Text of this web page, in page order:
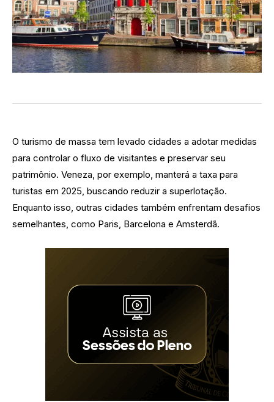
O turismo de massa tem levado cidades a adotar medidas
para controlar o fluxo de visitantes e preservar seu
patrimônio. Veneza, por exemplo, manterá a taxa para
turistas em 2025, buscando reduzir a superlotação.
Enquanto isso, outras cidades também enfrentam desafios
semelhantes, como Paris, Barcelona e Amsterdã.